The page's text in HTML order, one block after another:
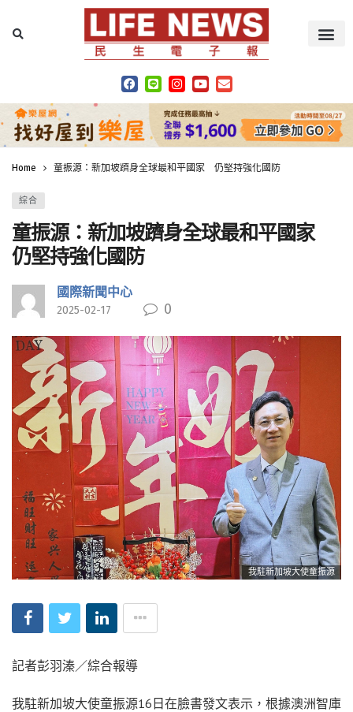
Home 童振源：新加坡躋身全球最和平國家 仍堅持強化國防
綜合
童振源：新加坡躋身全球最和平國家
仍堅持強化國防
國際新聞中心
2025-02-17 0
我駐新加坡大使童振源
記者彭羽溱／綜合報導
我駐新加坡大使童振源16日在臉書發文表示，根據澳洲智庫